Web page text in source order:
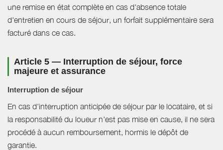
une remise en état complète en cas d'absence totale
d'entretien en cours de séjour, un forfait supplémentaire sera
facturé dans ce cas.
Article 5 — Interruption de séjour, force
majeure et assurance
Interruption de séjour
En cas d'interruption anticipée de séjour par le locataire, et si
la responsabilité du loueur n'est pas mise en cause, il ne sera
procédé à aucun remboursement, hormis le dépôt de
garantie.